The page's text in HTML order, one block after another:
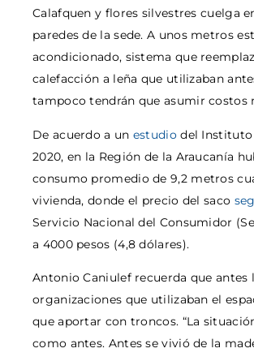
Calafquen y flores silvestres cuelga
paredes de la sede. A unos metros
acondicionado, sistema que
calefacción a leña que utilizaban
tampoco tendrán que asumir costos
De acuerdo a un estudiodel Instituto
2020, en la Región de la Araucanía
consumo promedio de 9,2 metros
vivienda, donde el precio del saco
Servicio Nacional del Consumidor
a 4000 pesos (4,8 dólares).
Antonio Caniulef recuerda que antes
organizaciones que utilizaban el
que aportar con troncos. “La
como antes. Antes se vivió de la